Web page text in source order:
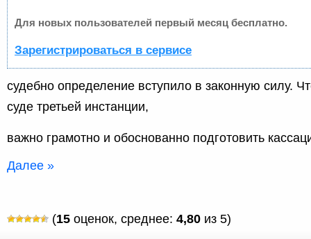
Для новых пользователей первый месяц бесплатно.
Зарегистрироваться в сервисе
судебно определение вступило в законную силу.
суде третьей инстанции,
важно грамотно и обоснованно подготовить
Далее »
(15 оценок, среднее: 4,80 из 5)